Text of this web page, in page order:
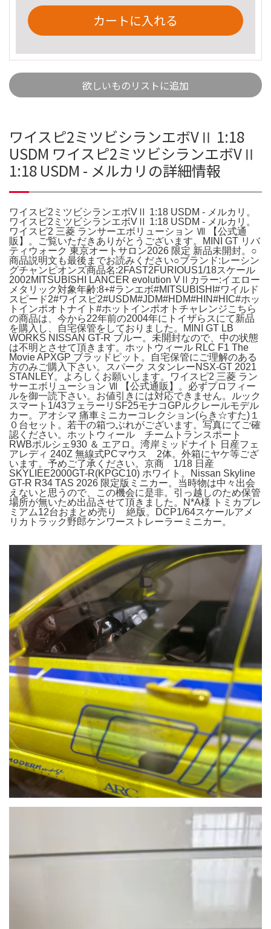
カートに入れる
欲しいものリストに追加
ワイスピ2ミツビシランエボVⅡ 1:18
USDM ワイスピ2ミツビシランエボVⅡ
1:18 USDM - メルカリの詳細情報
ワイスピ2ミツビシランエボVⅡ 1:18 USDM - メルカリ。
ワイスピ2ミツビシランエボVⅡ 1:18 USDM - メルカリ。
ワイスピ2 三菱 ランサーエボリューション Ⅶ 【公式通
販】。ご覧いただきありがとうございます。MINI GT リバ
ティウォーク 東京オートサロン2026 限定 新品未開封。○
商品説明文も最後までお読みください○ブランド:レーシン
グチャンピオンズ商品名:2FAST2FURIOUS1/18スケール
2002MITSUBISHI LANCER evolution VⅡカラー:イエロー
メタリック対象年齢:8+#ランエボ#MITSUBISHI#ワイルド
スピード2#ワイスピ2#USDM#JDM#HDM#HIN#HIC#ホッ
トインポオトナイト#ホットインポオトチャレンジこちら
の商品は、今から22年前の2004年にトイザらスにて新品
を購入し、自宅保管をしておりました。MINI GT LB
WORKS NISSAN GT-R ブルー。未開封なので、中の状態
は不明とさせて頂きます。ホットウィール RLC F1 The
Movie APXGP ブラッドピット。自宅保管にご理解のある
方のみご購入下さい。スパーク スタンレーNSX-GT 2021
STANLEY。よろしくお願いします。ワイスピ2 三菱 ラン
サーエボリューション Ⅶ 【公式通販】。必ずプロフィー
ルを御一読下さい。お値引きには対応できません。ルック
スマート1/43フェラーリSF25モナコGPルクレールモデル
カー。アオシマ 痛車ミニカーコレクション(らき☆すた)１
０台セット。若干の箱つぶれがございます。写真にてご確
認ください。ホットウィール チームトランスポート
RWBポルシェ930 ＆ エアロ。湾岸ミッドナイト 日産フェ
アレディ 240Z 無線式PCマウス 2体。外箱にヤケ等ござ
います。予めご了承ください。京商 1/18 日産
SKYLIEE2000GT-R(KPGC10) ホワイト。Nissan Skyline
GT-R R34 TAS 2026 限定版ミニカー。当時物は中々出会
えないと思うので、この機会に是非。引っ越しのため保管
場所が無いため出品させて頂きました。N*A様 トミカプレ
ミアム12台おまとめ売り 絶版。DCP1/64スケールアメ
リカトラック野郎ケンワーストレーラーミニカー。